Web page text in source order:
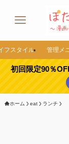
フスタイル 管理メ
初回限定90％
ホーム eat ランチ